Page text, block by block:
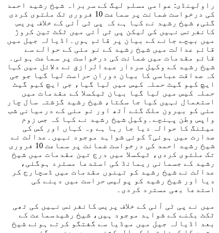
راولپنڈی: عوامی مسلم لیگ کے سربراہ شیخ رشید احمد
کی درخواست ضمانت پر سماعت 10 فروری تک ملتوی کردی
گئی، شیخ رشید نے کہا ہے کہ پی ٹی آئی کے خلاف پریس
کانفرنس نہیں کی لیکن پی ٹی آئی میں ٹکٹ تین کروڑ
میں بیچے جانے کے بیان پر قائم ہوں۔اڈیالہ جیل میں
قائم عدالت میں شیخ رشید کے نو مئی کے حوالے سے
قائم مقدمات میں ضمانت کی درخواست پر سماعت ہوئی۔
شیخ رشید کے وکیل سردار عبدالرازق نے دلائل میں کہا
کہ صداقت عباسی کا بیان دوران حراست لیا گیا جو جی
ایچ کیو گیٹ حملہ کیس میں لیا گیا، جی ایچ کیو گیٹ
حملہ کیس میں لیا گیا بیان ٹیکسلا کے مقدمات میں
استعمال نہیں کیا جا سکتا، شیخ رشید گزشتہ سال چار
مئی کو بیرون ملک گئے آٹھ اور نو مئی کے درمیانی شب
واپس وطن پہنچے۔وکیل شیخ رشید نے کہا کہ جس زوم
میٹنگ کا حوالہ دیا جا رہا ہے وہ کہاں اور کس کی
صدارت میں ہوئی؟ کوئی شواہد موجود نہیں۔عدالت نے
شیخ رشید احمد کی درخواست ضمانت پر سماعت 10 فروری
تک ملتوی کردی، ٹیکسلا میں درج تین مقدمات میں شیخ
رشید کے جسمانی ریمانڈ کی استدعا مسترد ہوگئی،
عدالت نے شیخ رشید کو تینوں مقدمات میں ڈسچارج کر
دیا اور شیخ رشید کو پولیس حراست میں دینے کی
استدعا بھی مسترد کردی۔
میں نے پی ٹی آئی کے خلاف پریس کانفرنس نہیں کی تھی
ٹکٹ بکنے کے شواہد موجود ہیں، شیخ رشیدسماعت کے
بعد اڈیالہ جیل میں میڈیا سے گفتگو کرتے ہوئے شیخ